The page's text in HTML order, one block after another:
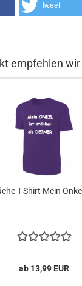
tweet
empfehlen wir
T-Shirt Mein
ab 13,99 EUR